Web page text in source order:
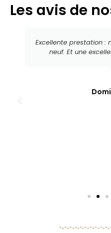
Les avis de
Excellente prestation :
neuf. Et une